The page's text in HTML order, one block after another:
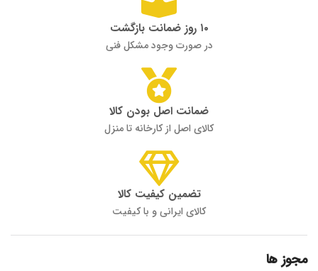
۱۰ روز ضمانت بازگشت
در صورت وجود مشکل فنی
ضمانت اصل بودن کالا
کالای اصل از کارخانه تا منزل
تضمین کیفیت کالا
کالای ایرانی و با کیفیت
مجوز ها